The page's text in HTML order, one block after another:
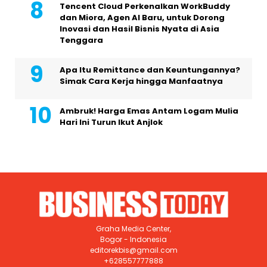
Tencent Cloud Perkenalkan WorkBuddy
dan Miora, Agen AI Baru, untuk Dorong
Inovasi dan Hasil Bisnis Nyata di Asia
Tenggara
Apa Itu Remittance dan Keuntungannya?
Simak Cara Kerja hingga Manfaatnya
Ambruk! Harga Emas Antam Logam Mulia
Hari Ini Turun Ikut Anjlok
Graha Media Center,
Bogor - Indonesia
editorekbis@gmail.com
+628557777888